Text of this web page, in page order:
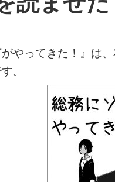
がやってきた！』は
。